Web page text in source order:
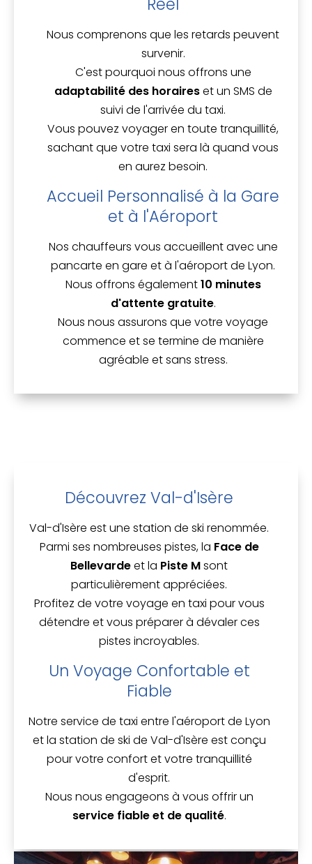
Nous comprenons que les retards peuvent
survenir.
C'est pourquoi nous offrons une
adaptabilité des horaireset un SMS de
suivi de l'arrivée du taxi.
Vous pouvez voyager en toute tranquillité,
sachant que votre taxi sera là quand vous
en aurez besoin.
Accueil Personnalisé à la Gare
et à l'Aéroport
Nos chauffeurs vous accueillent avec une
pancarte en gare et à l'aéroport de Lyon.
Nous offrons également10 minutes
d'attente gratuite.
Nous nous assurons que votre voyage
commence et se termine de manière
agréable et sans stress.
Découvrez Val-d'Isère
Val-d'Isère est une station de ski renommée.
Parmi ses nombreuses pistes, la Face de
Bellevardeet la Piste Msont
particulièrement appréciées.
Profitez de votre voyage en taxi pour vous
détendre et vous préparer à dévaler ces
pistes incroyables.
Un Voyage Confortable et
Fiable
Notre service de taxi entre l'aéroport de Lyon
et la station de ski de Val-d'Isère est conçu
pour votre confort et votre tranquillité
d'esprit.
Nous nous engageons à vous offrir un
service fiable et de qualité.